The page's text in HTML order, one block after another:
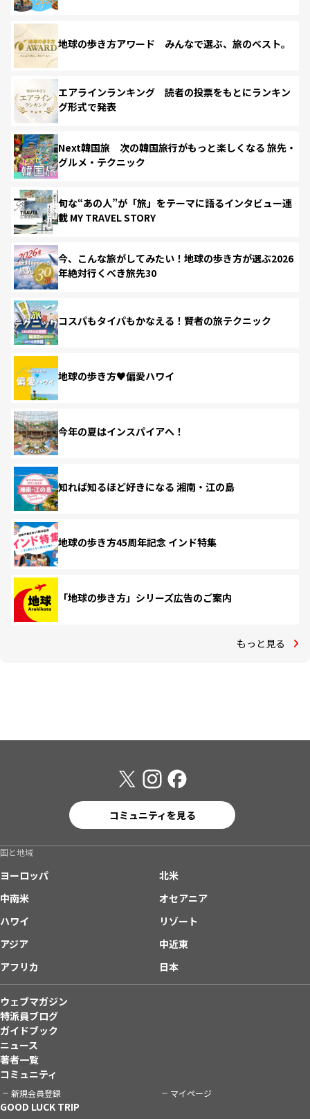
地球の歩き方アワード みんなで選ぶ、旅のベスト。
エアラインランキング 読者の投票をもとにランキン
グ形式で発表
Next韓国旅 次の韓国旅行がもっと楽しくなる 旅先・
グルメ・テクニック
旬な“あの人”が「旅」をテーマに語るインタビュー連
載 MY TRAVEL STORY
今、こんな旅がしてみたい！地球の歩き方が選ぶ2026
年絶対行くべき旅先30
コスパもタイパもかなえる！賢者の旅テクニック
地球の歩き方♥偏愛ハワイ
今年の夏はインスパイアへ！
知れば知るほど好きになる 湘南・江の島
地球の歩き方45周年記念 インド特集
「地球の歩き方」シリーズ広告のご案内
もっと見る
コミュニティを見る
国と地域
ヨーロッパ
北米
中南米
オセアニア
ハワイ
リゾート
アジア
中近東
アフリカ
日本
ウェブマガジン
特派員ブログ
ガイドブック
ニュース
著者一覧
コミュニティ
新規会員登録 マイページ
GOOD LUCK TRIP